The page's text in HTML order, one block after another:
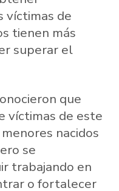
víctimas de
tienen más
superar el
que
víctimas de este
nacidos
se
trabajando en
o fortalecer